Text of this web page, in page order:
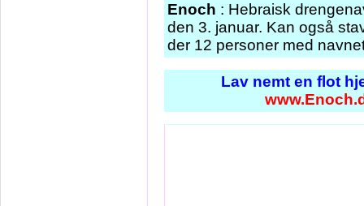
Enoch : Hebraisk
den 3. januar. Kan også
der 12 personer med
Lav nemt en flot